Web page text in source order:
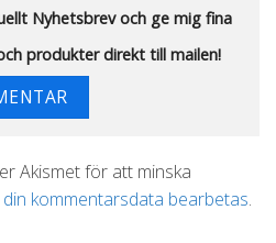
Nyhetsbrev och ge mig fina
produkter direkt till mailen!
Akismet för att minska
kommentarsdata bearbetas.